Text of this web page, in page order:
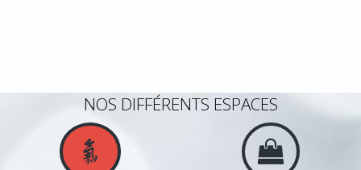
NOS DIFFÉRENTS ESPACES